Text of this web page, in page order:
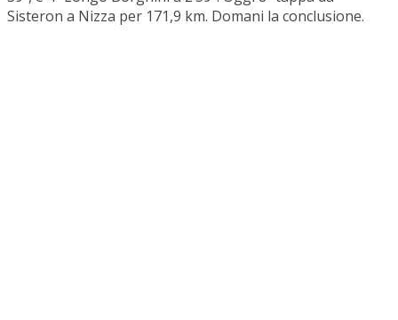
Sisteron a Nizza per 171,9 km. Domani la conclusione.